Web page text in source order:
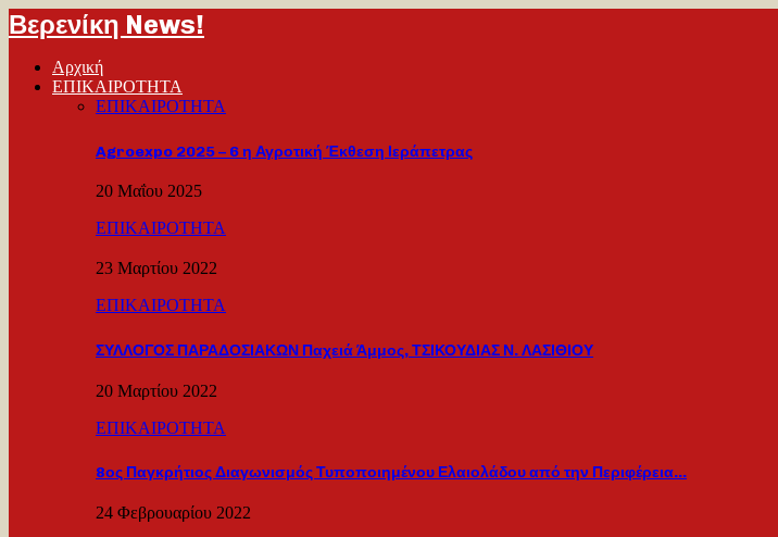
Βερενίκη News!
Αρχική
ΕΠΙΚΑΙΡΟΤΗΤΑ
ΕΠΙΚΑΙΡΟΤΗΤΑ
Agroexpo 2025 – 6 η Αγροτική Έκθεση Ιεράπετρας
20 Μαΐου 2025
ΕΠΙΚΑΙΡΟΤΗΤΑ
23 Μαρτίου 2022
ΕΠΙΚΑΙΡΟΤΗΤΑ
ΣΥΛΛΟΓΟΣ ΠΑΡΑΔΟΣΙΑΚΩΝ Παχειά Άμμος, ΤΣΙΚΟΥΔΙΑΣ Ν. ΛΑΣΙΘΙΟΥ
20 Μαρτίου 2022
ΕΠΙΚΑΙΡΟΤΗΤΑ
8ος Παγκρήτιος Διαγωνισμός Τυποποιημένου Ελαιολάδου από την Περιφέρεια…
24 Φεβρουαρίου 2022